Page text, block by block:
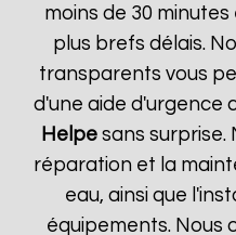
moins de 30
plus brefs délais.
transparents vous
d'une aide d'urgence
Helpesans surprise.
réparation et la
eau, ainsi que
équipements. Nous